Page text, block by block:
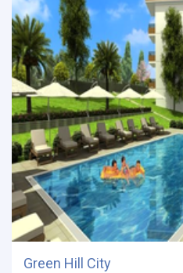
Green Hill City